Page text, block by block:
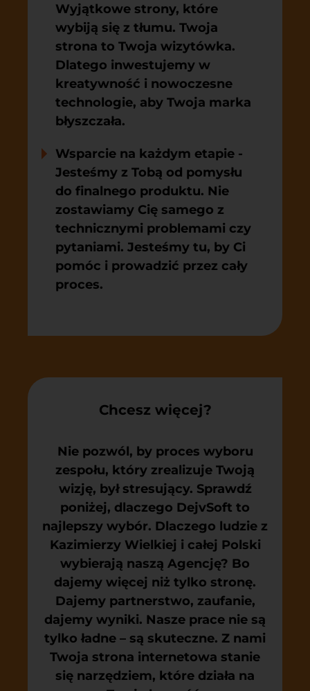
Wyjątkowe strony, które
wybiją się z tłumu. Twoja
strona to Twoja wizytówka.
Dlatego inwestujemy w
kreatywność i nowoczesne
technologie, aby Twoja marka
błyszczała.
Wsparcie na każdym etapie -
Jesteśmy z Tobą od pomysłu
do finalnego produktu. Nie
zostawiamy Cię samego z
technicznymi problemami czy
pytaniami. Jesteśmy tu, by Ci
pomóc i prowadzić przez cały
proces.
Chcesz więcej?
Nie pozwól, by proces wyboru
zespołu, który zrealizuje Twoją
wizję, był stresujący. Sprawdź
poniżej, dlaczego DejvSoft to
najlepszy wybór. Dlaczego ludzie z
Kazimierzy Wielkiej i całej Polski
wybierają naszą Agencję? Bo
dajemy więcej niż tylko stronę.
Dajemy partnerstwo, zaufanie,
dajemy wyniki. Nasze prace nie są
tylko ładne – są skuteczne. Z nami
Twoja strona internetowa stanie
się narzędziem, które działa na